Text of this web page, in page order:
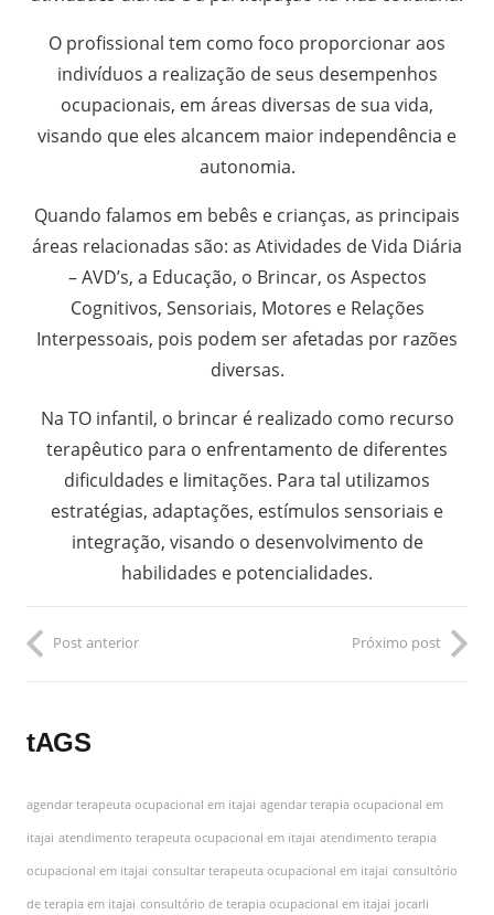
O profissional tem como foco proporcionar aos
indivíduos a realização de seus desempenhos
ocupacionais, em áreas diversas de sua vida,
visando que eles alcancem maior independência e
autonomia.
Quando falamos em bebês e crianças, as principais
áreas relacionadas são: as Atividades de Vida Diária
– AVD’s, a Educação, o Brincar, os Aspectos
Cognitivos, Sensoriais, Motores e Relações
Interpessoais, pois podem ser afetadas por razões
diversas.
Na TO infantil, o brincar é realizado como recurso
terapêutico para o enfrentamento de diferentes
dificuldades e limitações. Para tal utilizamos
estratégias, adaptações, estímulos sensoriais e
integração, visando o desenvolvimento de
habilidades e potencialidades.
Post anterior Próximo post
tAGS
agendar terapeuta ocupacional em itajai agendar terapia ocupacional em
itajai atendimento terapeuta ocupacional em itajai atendimento terapia
ocupacional em itajai consultar terapeuta ocupacional em itajai consultório
de terapia em itajai consultório de terapia ocupacional em itajai jocarli